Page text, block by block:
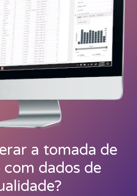
a tomada de
com dados de